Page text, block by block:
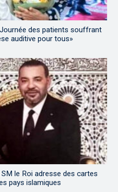
des patients souffrant
auditive pour tous»
le Roi adresse des cartes
pays islamiques